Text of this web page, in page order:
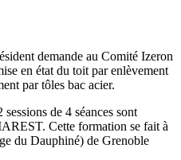
demande au Comité Izeron
en état du toit par enlèvement
par tôles bac acier.
de 4 séances sont
Cette formation se fait à
du Dauphiné) de Grenoble